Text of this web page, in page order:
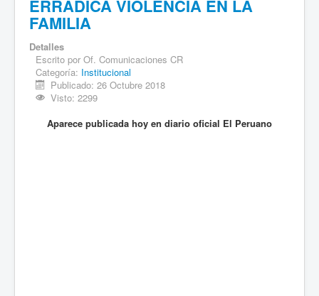
Institucional
Deportes
Comentarios
Archivo de Noticias
ERRADICA VIOLENCIA EN LA
FAMILIA
Detalles
Escrito por Of. Comunicaciones CR
Categoría: Institucional
Publicado: 26 Octubre 2018
Visto: 2299
Aparece publicada hoy en diario oficial El Peruano